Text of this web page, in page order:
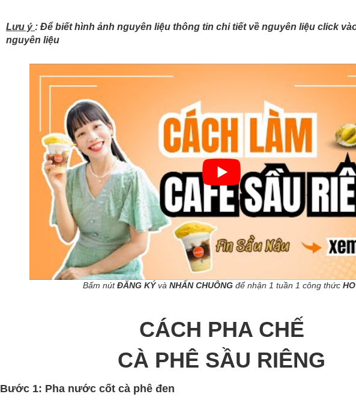
Lưu ý : Để biết hình ảnh nguyên liệu thông tin chi tiết về nguyên liệu click
nguyên liệu
Bấm nútĐĂNG KÝvà NHẤN CHUÔNG để nhận 1 tuần 1 công thức
CÁCH PHA CHẾ
CÀ PHÊ SẦU RIÊNG
Bước 1: Pha nước cốt cà phê đen